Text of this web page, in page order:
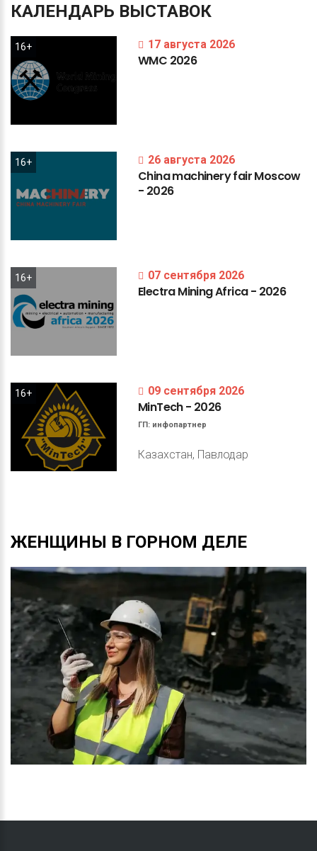
КАЛЕНДАРЬ ВЫСТАВОК
16+ 17 августа 2026
WMC 2026
16+ 26 августа 2026
ChinamachineryfairMoscow
- 2026
16+ 07 сентября 2026
ElectraMiningAfrica- 2026
16+ 09 сентября 2026
MinTech- 2026
ГП: инфопартнер
Казахстан, Павлодар
ЖЕНЩИНЫ В ГОРНОМ ДЕЛЕ